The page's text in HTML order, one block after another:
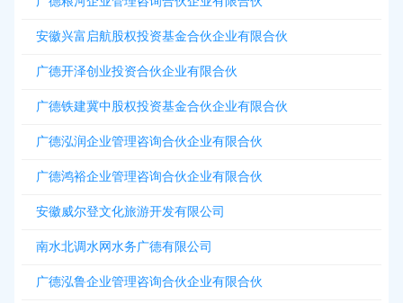
安徽兴富启航股权投资基金合伙企业有限合伙
广德开泽创业投资合伙企业有限合伙
广德铁建冀中股权投资基金合伙企业有限合伙
广德泓润企业管理咨询合伙企业有限合伙
广德鸿裕企业管理咨询合伙企业有限合伙
安徽威尔登文化旅游开发有限公司
南水北调水网水务广德有限公司
广德泓鲁企业管理咨询合伙企业有限合伙